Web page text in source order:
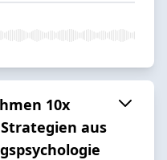
10x
aus